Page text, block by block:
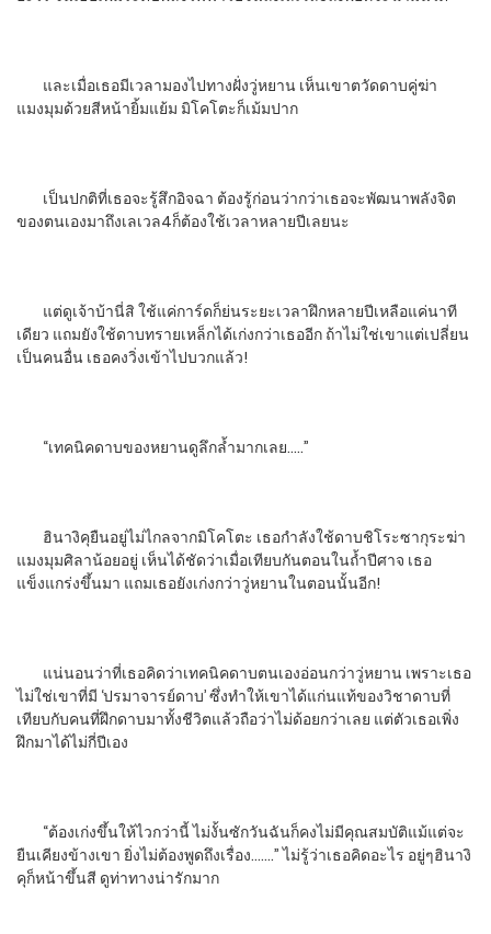
และเมื่อเธอมีเวลามองไปทางฝั่งวู่หยาน เห็นเขาตวัดดาบคู่ฆ่า
แมงมุมด้วยสีหน้ายิ้มแย้ม มิโคโตะก็เม้มปาก
เป็นปกติที่เธอจะรู้สึกอิจฉา ต้องรู้ก่อนว่ากว่าเธอจะพัฒนาพลังจิต
ของตนเองมาถึงเลเวล4ก็ต้องใช้เวลาหลายปีเลยนะ
แต่ดูเจ้าบ้านี่สิ ใช้แค่การ์ดก็ย่นระยะเวลาฝึกหลายปีเหลือแค่นาที
เดียว แถมยังใช้ดาบทรายเหล็กได้เก่งกว่าเธออีก ถ้าไม่ใช่เขาแต่เปลี่ยน
เป็นคนอื่น เธอคงวิ่งเข้าไปบวกแล้ว!
“เทคนิคดาบของหยานดูลึกล้ำมากเลย…..”
ฮินางิคุยืนอยู่ไม่ไกลจากมิโคโตะ เธอกำลังใช้ดาบชิโระซากุระฆ่า
แมงมุมศิลาน้อยอยู่ เห็นได้ชัดว่าเมื่อเทียบกันตอนในถ้ำปีศาจ เธอ
แข็งแกร่งขึ้นมา แถมเธอยังเก่งกว่าวู่หยานในตอนนั้นอีก!
แน่นอนว่าที่เธอคิดว่าเทคนิคดาบตนเองอ่อนกว่าวู่หยาน เพราะเธอ
ไม่ใช่เขาที่มี ‘ปรมาจารย์ดาบ’ ซึ่งทำให้เขาได้แก่นแท้ของวิชาดาบที่
เทียบกับคนที่ฝึกดาบมาทั้งชีวิตแล้วถือว่าไม่ด้อยกว่าเลย แต่ตัวเธอเพิ่ง
ฝึกมาได้ไม่กี่ปีเอง
“ต้องเก่งขึ้นให้ไวกว่านี้ ไม่งั้นซักวันฉันก็คงไม่มีคุณสมบัติแม้แต่จะ
ยืนเคียงข้างเขา ยิ่งไม่ต้องพูดถึงเรื่อง…….” ไม่รู้ว่าเธอคิดอะไร อยู่ๆฮินางิ
คุก็หน้าขึ้นสี ดูท่าทางน่ารักมาก